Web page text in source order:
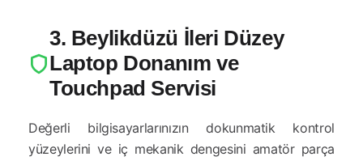
3. Beylikdüzü İleri Düzey
Laptop Donanım ve
Touchpad Servisi
Değerli bilgisayarlarınızın dokunmatik kontrol
yüzeylerini ve iç mekanik dengesini amatör parça